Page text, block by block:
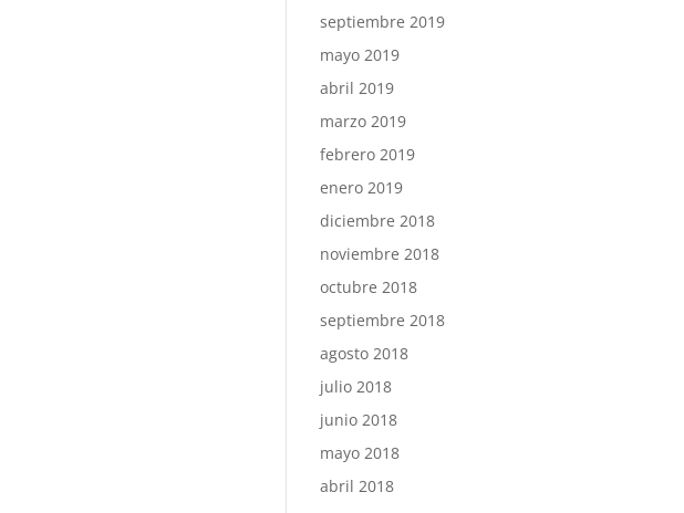
septiembre 2019
mayo 2019
abril 2019
marzo 2019
febrero 2019
enero 2019
diciembre 2018
noviembre 2018
octubre 2018
septiembre 2018
agosto 2018
julio 2018
junio 2018
mayo 2018
abril 2018